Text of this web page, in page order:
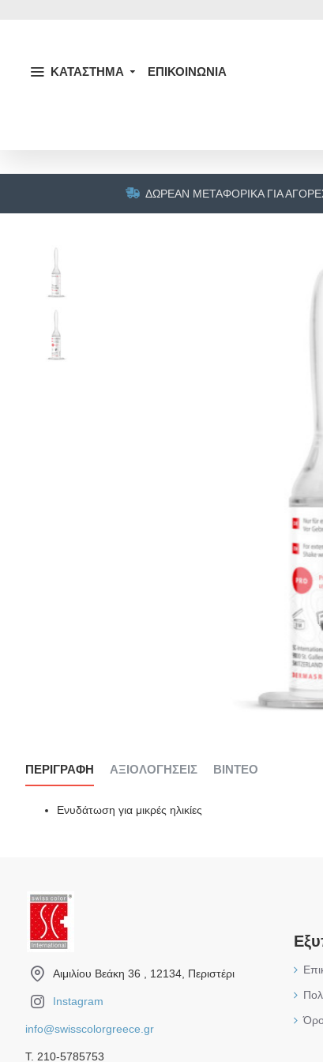
ΚΑΤΑΣΤΗΜΑ ΕΠΙΚΟΙΝΩΝΙΑ
ΔΩΡΕΆΝ ΜΕΤΑΦΟΡΙΚΆ ΓΙΑ
ΠΕΡΙΓΡΑΦΉ ΑΞΙΟΛΟΓΉΣΕΙΣ ΒΊΝΤΕΟ
Ενυδάτωση για μικρές ηλικίες
Αιμιλίου Βεάκη 36 , 12134, Περιστέρι
Instagram
info@swisscolorgreece.gr
Τ. 210-5785753